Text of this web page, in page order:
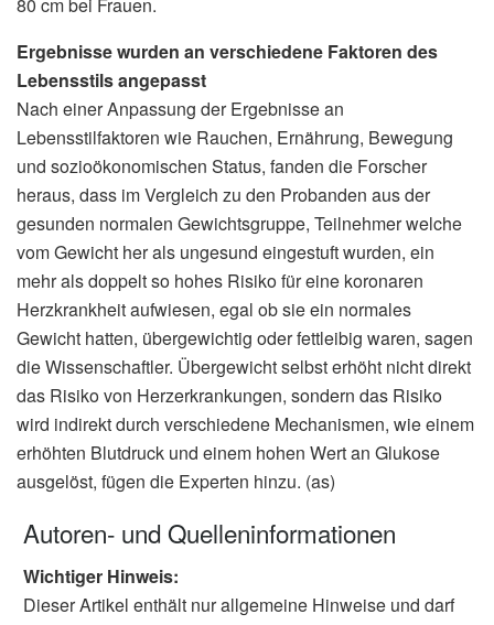
Ergebnisse wurden an verschiedene Faktoren des
Lebensstils angepasst
Nach einer Anpassung der Ergebnisse an
Lebensstilfaktoren wie Rauchen, Ernährung, Bewegung
und sozioökonomischen Status, fanden die Forscher
heraus, dass im Vergleich zu den Probanden aus der
gesunden normalen Gewichtsgruppe, Teilnehmer welche
vom Gewicht her als ungesund eingestuft wurden, ein
mehr als doppelt so hohes Risiko für eine koronaren
Herzkrankheit aufwiesen, egal ob sie ein normales
Gewicht hatten, übergewichtig oder fettleibig waren, sagen
die Wissenschaftler. Übergewicht selbst erhöht nicht direkt
das Risiko von Herzerkrankungen, sondern das Risiko
wird indirekt durch verschiedene Mechanismen, wie einem
erhöhten Blutdruck und einem hohen Wert an Glukose
ausgelöst, fügen die Experten hinzu. (as)
Autoren- und Quelleninformationen
Wichtiger Hinweis:
Dieser Artikel enthält nur allgemeine Hinweise und darf